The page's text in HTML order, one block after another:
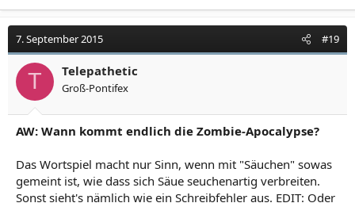
7. September 2015 #19
T Telepathetic
Groß-Pontifex
AW: Wann kommt endlich die Zombie-Apocalypse?
Das Wortspiel macht nur Sinn, wenn mit "Säuchen" sowas
gemeint ist, wie dass sich Säue seuchenartig verbreiten.
Sonst sieht's nämlich wie ein Schreibfehler aus. EDIT: Oder